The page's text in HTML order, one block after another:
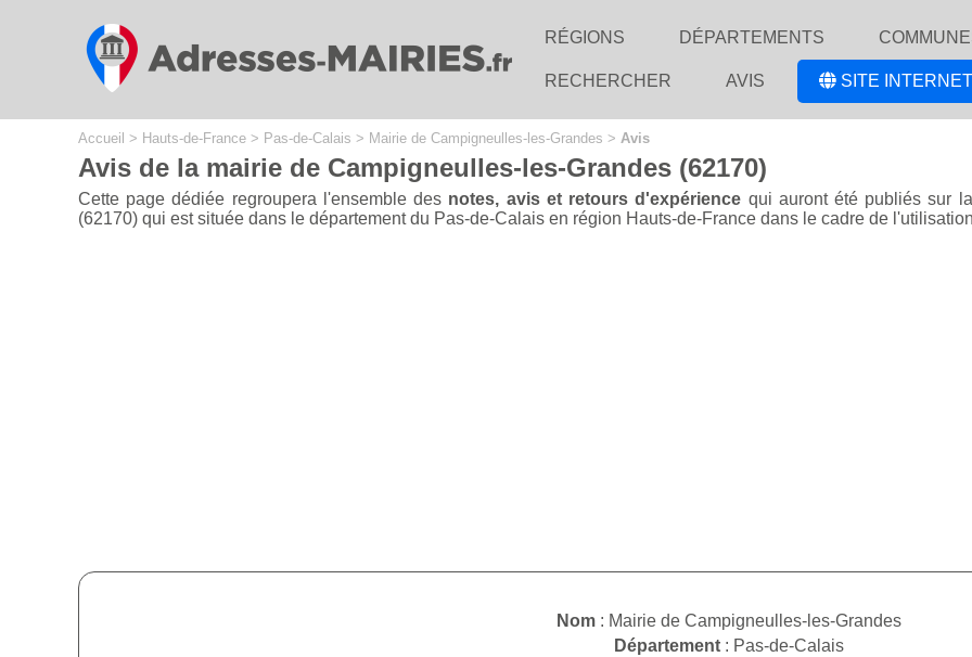
RÉGIONS DÉPARTEMENTS
RECHERCHER AVIS SITE
Accueil > Hauts-de-France > Pas-de-Calais > Mairie de Campigneulles-les-Grandes > Avis
Avis de la mairie de Campigneulles-les-Grandes (62170)
Cette page dédiée regroupera l'ensemble des notes, avis et retours d'expérience qui auront été publiés sur la
(62170) qui est située dans le département du Pas-de-Calais en région Hauts-de-France dans le cadre de
Nom : Mairie de Campigneulles-les-Grandes
Département : Pas-de-Calais